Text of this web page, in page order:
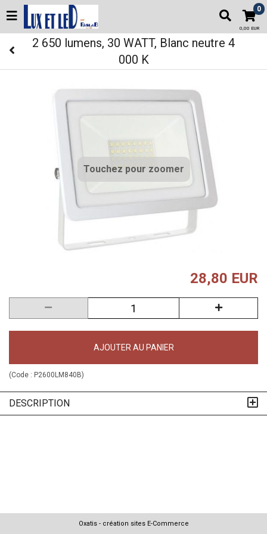
0
0,00 EUR
2 650 lumens, 30 WATT, Blanc neutre 4
000 K
Touchez pour zoomer
28,80 EUR
AJOUTER AU PANIER
(Code : P2600LM840B)
DESCRIPTION
Oxatis - création sites E-Commerce